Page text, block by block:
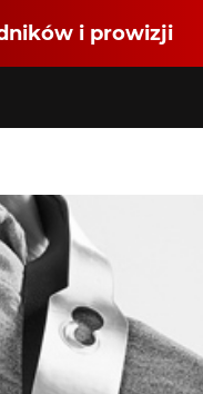
i prowizji